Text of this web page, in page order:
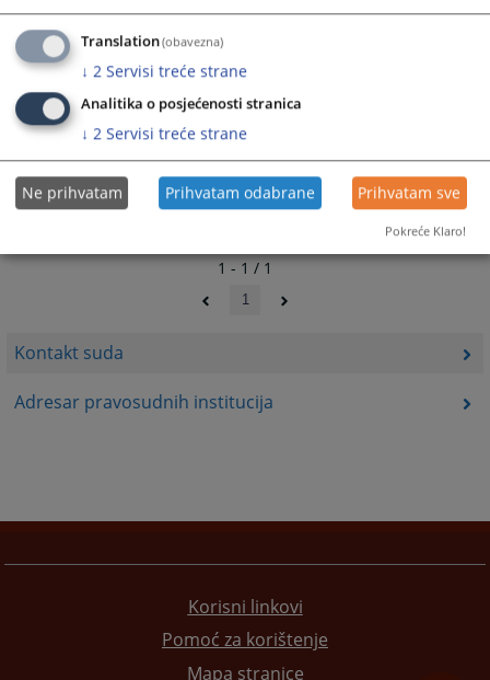
Kontakt suda
Adresar pravosudnih institucija
1 - 1 / 1
1
Korisni linkovi
Pomoć za korištenje
Mapa stranice
Translation(obavezna)
↓ 2 Servisi treće strane
Analitika o posjećenosti stranica
↓ 2 Servisi treće strane
Ne prihvatam Prihvatam odabrane Prihvatam sve
Pokreće Klaro!